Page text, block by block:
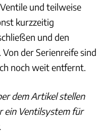
und teilweise
kurzzeitig
und den
der Serienreife sind
noch weit entfernt.
dem Artikel stellen
ein Ventilsystem für